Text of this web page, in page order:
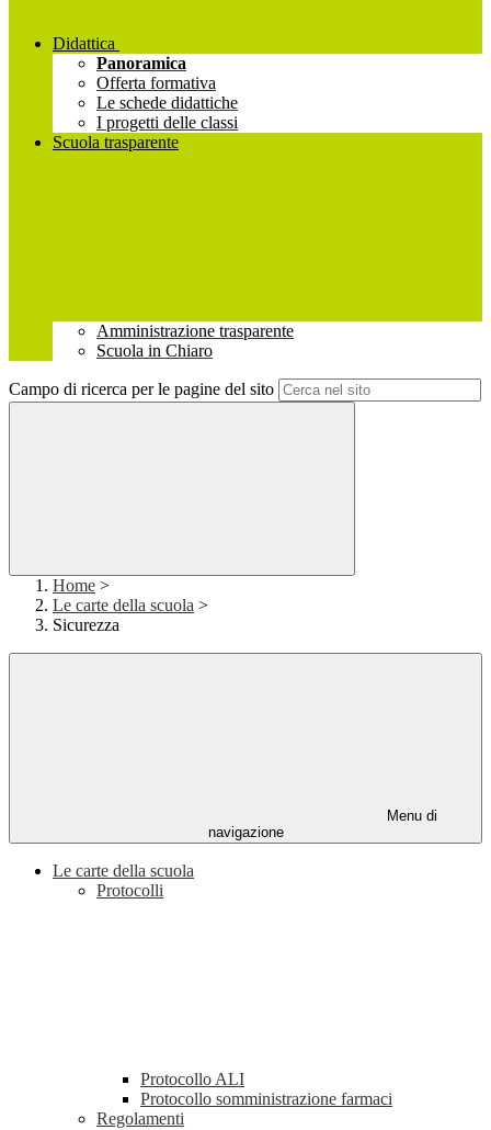
Didattica
Panoramica
Offerta formativa
Le schede didattiche
I progetti delle classi
Scuola trasparente
Amministrazione trasparente
Scuola in Chiaro
Campo di ricerca per le pagine del sito
Home >
Le carte della scuola >
Sicurezza
Menu di
navigazione
Le carte della scuola
Protocolli
Protocollo ALI
Protocollo somministrazione farmaci
Regolamenti